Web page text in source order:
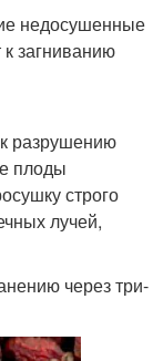
недосушенные
загниванию
разрушению
плоды
строго
лучей,
через три-